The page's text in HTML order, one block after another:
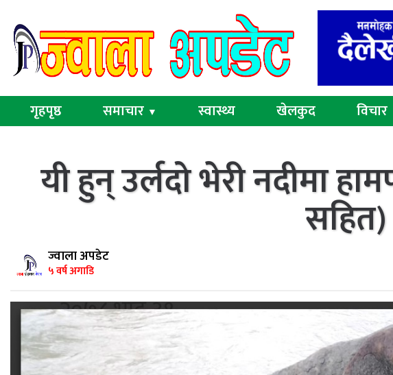
गृहपृष्ठ समाचार ▼ स्वास्थ्य खेलकुद विचार
यी हुन् उर्लदो भेरी नदीमा
सहित)
ज्वाला अपडेट
५ वर्ष अगाडि